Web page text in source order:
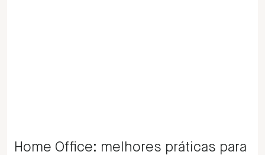
Home Office: melhores práticas para